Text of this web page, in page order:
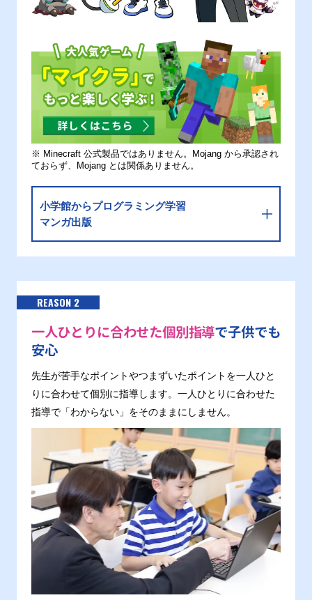
※ Minecraft 公式製品ではありません。Mojang から承認され
ておらず、Mojang とは関係ありません。
小学館からプログラミング学習
マンガ出版
REASON 2
一人ひとりに合わせた個別指導で子供でも
安心
先生が苦手なポイントやつまずいたポイントを一人ひと
りに合わせて個別に指導します。一人ひとりに合わせた
指導で「わからない」をそのままにしません。